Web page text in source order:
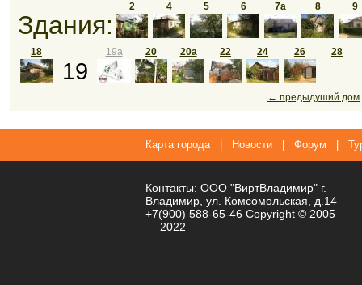
Здания:
2 4 5 6 7а 8 9
18
19
19а 20 20а 22 24 26 28
← предыдуший дом
Карта города Новости Форум
Контакты: ООО "ВиртВладимир" г.
Владимир, ул. Комсомольская, д.14
+7(900) 588-65-46 Copyright © 2005
— 2022